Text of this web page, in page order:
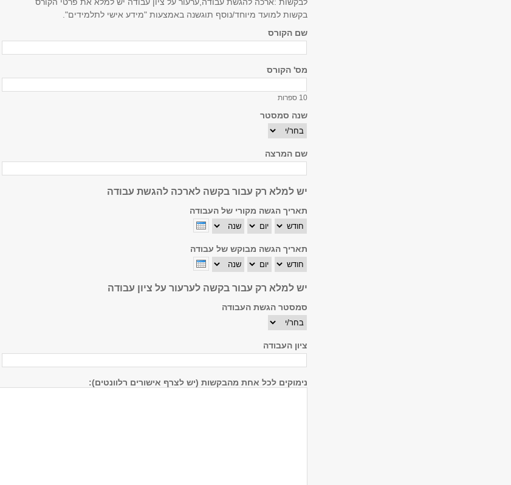
בקשות למועד מיוחד/נוסף תוגשנה באמצעות "מידע אישי לתלמידים".
שם הקורס
מס' הקורס
10 ספרות
שנה סמסטר
שם המרצה
יש למלא רק עבור בקשה לארכה להגשת עבודה
תאריך הגשה מקורי של העבודה
חודש
יום שנה
תאריך הגשה מבוקש של עבודה
חודש
יום שנה
יש למלא רק עבור בקשה לערעור על ציון עבודה
סמסטר הגשת העבודה
ציון העבודה
נימוקים לכל אחת מהבקשות (יש לצרף אישורים רלוונטים):